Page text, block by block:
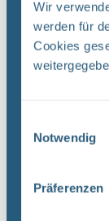
Wir
werden für
Cookies
Notwendig
Präferenzen
BGE (PDF)
umfassende
Dateityp: